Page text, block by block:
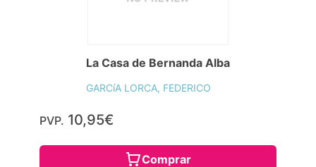
La Casa de Bernanda Alba
GARCíA LORCA, FEDERICO
PVP. 10,95€
Comprar